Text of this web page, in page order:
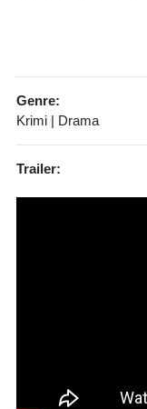
Genre:
Krimi | Drama
Trailer: